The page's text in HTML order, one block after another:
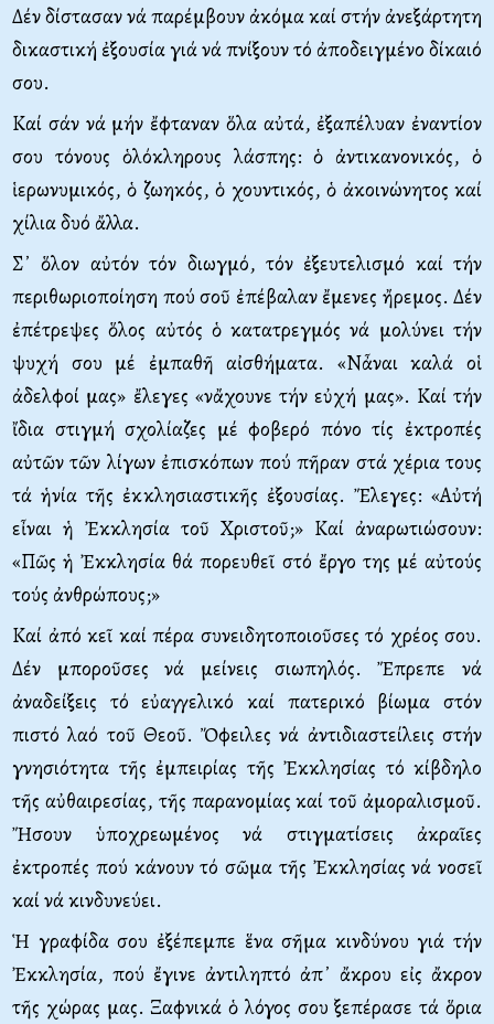
Δέν δίστασαν νά παρέμβουν ἀκόμα καί στήν ἀνεξάρτητη
δικαστική ἐξουσία γιά νά πνίξουν τό ἀποδειγμένο δίκαιό
σου.
Καί σάν νά μήν ἔφταναν ὅλα αὐτά, ἐξαπέλυαν ἐναντίον
σου τόνους ὁλόκληρους λάσπης: ὁ ἀντικανονικός, ὁ
ἱερωνυμικός, ὁ ζωηκός, ὁ χουντικός, ὁ ἀκοινώνητος καί
χίλια δυό ἄλλα.
Σ᾿ ὅλον αὐτόν τόν διωγμό, τόν ἐξευτελισμό καί τήν
περιθωριοποίηση πού σοῦ ἐπέβαλαν ἔμενες ἤρεμος. Δέν
ἐπέτρεψες ὅλος αὐτός ὁ κατατρεγμός νά μολύνει τήν
ψυχή σου μέ ἐμπαθῆ αἰσθήματα. «Νἆναι καλά οἱ
ἀδελφοί μας» ἔλεγες «νἄχουνε τήν εὐχή μας». Καί τήν
ἴδια στιγμή σχολίαζες μέ φοβερό πόνο τίς ἐκτροπές
αὐτῶν τῶν λίγων ἐπισκόπων πού πῆραν στά χέρια τους
τά ἡνία τῆς ἐκκλησιαστικῆς ἐξουσίας. Ἔλεγες: «Αὐτή
εἶναι ἡ Ἐκκλησία τοῦ Χριστοῦ;» Καί ἀναρωτιώσουν:
«Πῶς ἡ Ἐκκλησία θά πορευθεῖ στό ἔργο της μέ αὐτούς
τούς ἀνθρώπους;»
Καί ἀπό κεῖ καί πέρα συνειδητοποιοῦσες τό χρέος σου.
Δέν μποροῦσες νά μείνεις σιωπηλός. Ἔπρεπε νά
ἀναδείξεις τό εὐαγγελικό καί πατερικό βίωμα στόν
πιστό λαό τοῦ Θεοῦ. Ὄφειλες νά ἀντιδιαστείλεις στήν
γνησιότητα τῆς ἐμπειρίας τῆς Ἐκκλησίας τό κίβδηλο
τῆς αὐθαιρεσίας, τῆς παρανομίας καί τοῦ ἀμοραλισμοῦ.
Ἤσουν ὑποχρεωμένος νά στιγματίσεις ἀκραῖες
ἐκτροπές πού κάνουν τό σῶμα τῆς Ἐκκλησίας νά νοσεῖ
καί νά κινδυνεύει.
Ἡ γραφίδα σου ἐξέπεμπε ἕνα σῆμα κινδύνου γιά τήν
Ἐκκλησία, πού ἔγινε ἀντιληπτό ἀπ᾿ ἄκρου εἰς ἄκρον
τῆς χώρας μας. Ξαφνικά ὁ λόγος σου ξεπέρασε τά ὅρια